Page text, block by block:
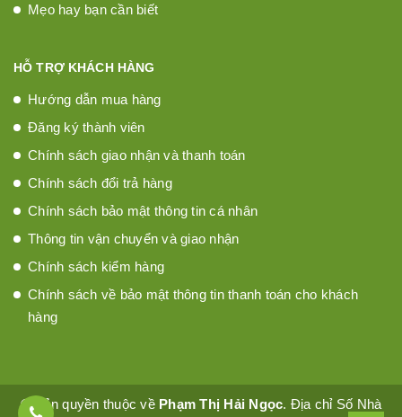
Mẹo hay bạn cần biết
HỖ TRỢ KHÁCH HÀNG
Hướng dẫn mua hàng
Đăng ký thành viên
Chính sách giao nhận và thanh toán
Chính sách đổi trả hàng
Chính sách bảo mật thông tin cá nhân
Thông tin vận chuyển và giao nhận
Chính sách kiểm hàng
Chính sách về bảo mật thông tin thanh toán cho khách
hàng
© Bản quyền thuộc về Phạm Thị Hải Ngọc. Địa chỉ Số Nhà